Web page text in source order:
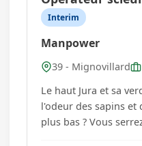
Interim
Manpower
39 - Mignovillard
Le haut Jura et sa
l'odeur des sapins et du
plus bas ? Vous